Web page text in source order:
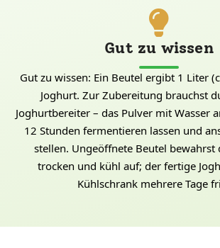
Gut zu wissen
Gut zu wissen: Ein Beutel ergibt 1 Liter
Joghurt. Zur Zubereitung brauchst
Joghurtbereiter – das Pulver mit Wasser
12 Stunden fermentieren lassen und
stellen. Ungeöffnete Beutel bewahrst
trocken und kühl auf; der fertige
Kühlschrank mehrere Tage